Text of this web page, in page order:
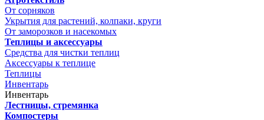
От сорняков
Укрытия для растений, колпаки, круги
От заморозков и насекомых
Теплицы и аксессуары
Средства для чистки теплиц
Аксессуары к теплице
Теплицы
Инвентарь
Инвентарь
Лестницы, стремянка
Компостеры